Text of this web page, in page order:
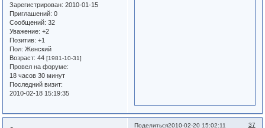
Зарегистрирован: 2010-01-15
Приглашений: 0
Сообщений: 32
Уважение: +2
Позитив: +1
Пол: Женский
Возраст: 44[1981-10-31]
Провел на форуме:
18 часов 30 минут
Последний визит:
2010-02-18 15:19:35
Поделиться 37
2010-02-20 15:02:11